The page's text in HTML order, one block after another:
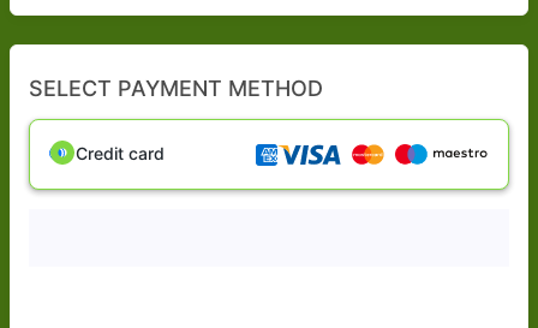
SELECT PAYMENT METHOD
Credit card